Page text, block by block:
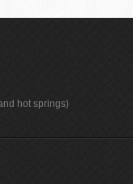
hot springs)